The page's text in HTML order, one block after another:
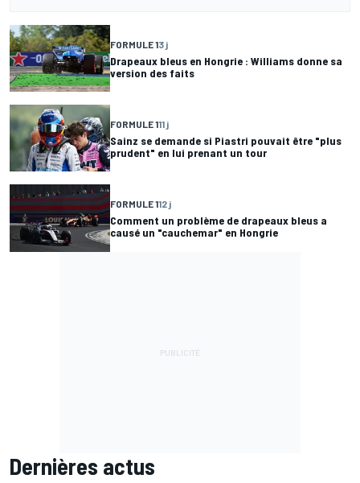
FORMULE 13 j
Drapeaux bleus en Hongrie : Williams donne sa
version des faits
FORMULE 111 j
Sainz se demande si Piastri pouvait être "plus
prudent" en lui prenant un tour
FORMULE 112 j
Comment un problème de drapeaux bleus a
causé un "cauchemar" en Hongrie
Dernières actus